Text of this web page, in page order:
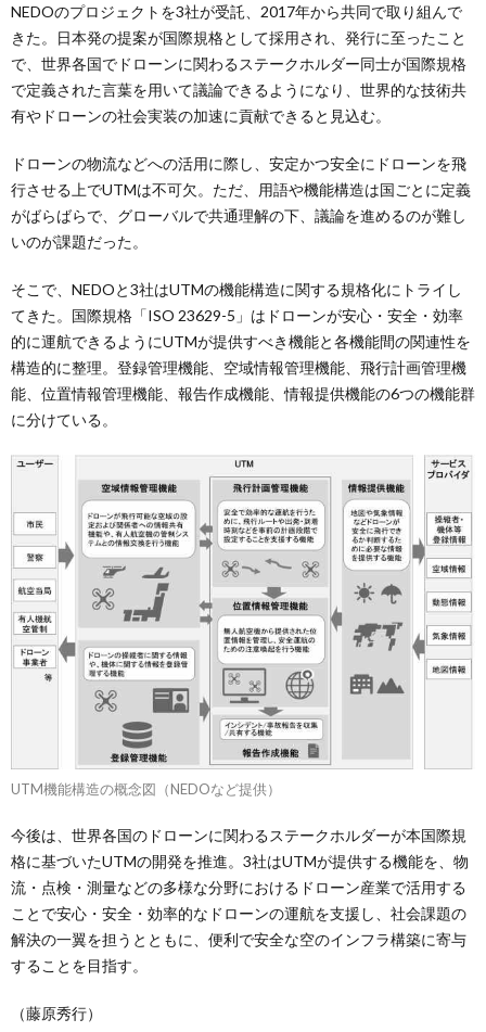
NEDOのプロジェクトを3社が受託、2017年から共同で取り組んで
きた。日本発の提案が国際規格として採用され、発行に至ったこと
で、世界各国でドローンに関わるステークホルダー同士が国際規格
で定義された言葉を用いて議論できるようになり、世界的な技術共
有やドローンの社会実装の加速に貢献できると見込む。
ドローンの物流などへの活用に際し、安定かつ安全にドローンを飛
行させる上でUTMは不可欠。ただ、用語や機能構造は国ごとに定義
がばらばらで、グローバルで共通理解の下、議論を進めるのが難し
いのが課題だった。
そこで、NEDOと3社はUTMの機能構造に関する規格化にトライし
てきた。国際規格「ISO 23629-5」はドローンが安心・安全・効率
的に運航できるようにUTMが提供すべき機能と各機能間の関連性を
構造的に整理。登録管理機能、空域情報管理機能、飛行計画管理機
能、位置情報管理機能、報告作成機能、情報提供機能の6つの機能群
に分けている。
UTM機能構造の概念図（NEDOなど提供）
今後は、世界各国のドローンに関わるステークホルダーが本国際規
格に基づいたUTMの開発を推進。3社はUTMが提供する機能を、物
流・点検・測量などの多様な分野におけるドローン産業で活用する
ことで安心・安全・効率的なドローンの運航を支援し、社会課題の
解決の一翼を担うとともに、便利で安全な空のインフラ構築に寄与
することを目指す。
（藤原秀行）